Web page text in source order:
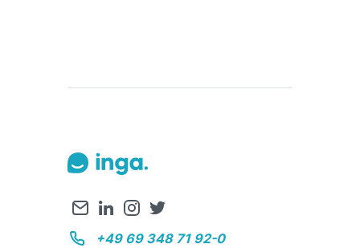
+49 69 348 71 92-0